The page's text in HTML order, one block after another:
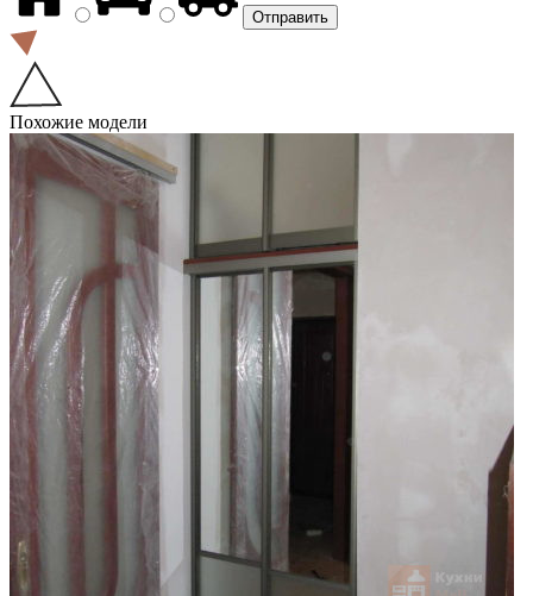
Похожие модели